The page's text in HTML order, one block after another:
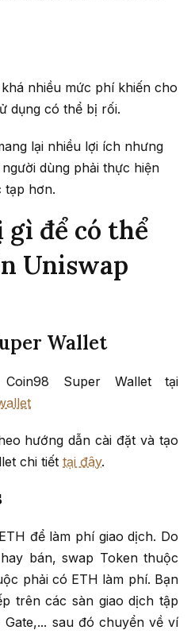
nhiều mức phí khiến cho
dụng có thể bị rối.
lại nhiều lợi ích nhưng
dùng phải thực hiện
tạp hơn.
gì để có thể
Uniswap
Wallet
Super Wallet
tại
hướng dẫn cài đặt và tạo
chi tiết tại đây.
để làm phí giao dịch. Do
bán, swap Token thuộc
phải có ETH làm phí. Bạn
trên các sàn giao dịch tập
Gate,... sau đó chuyển về ví